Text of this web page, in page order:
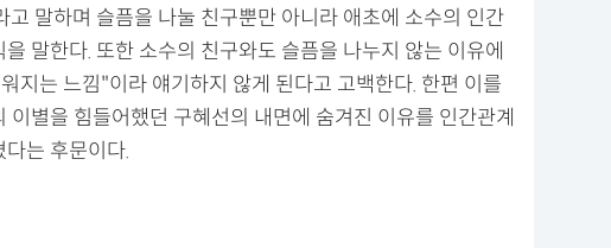
말하며 슬픔을 나눌 친구뿐만 아니라 애초에 소수의 인간
말한다. 또한 소수의 친구와도 슬픔을 나누지 않는 이유에
지는 느낌"이라 얘기하지 않게 된다고 고백한다. 한편 이를
이별을 힘들어했던 구혜선의 내면에 숨겨진 이유를 인간관계
는 후문이다.